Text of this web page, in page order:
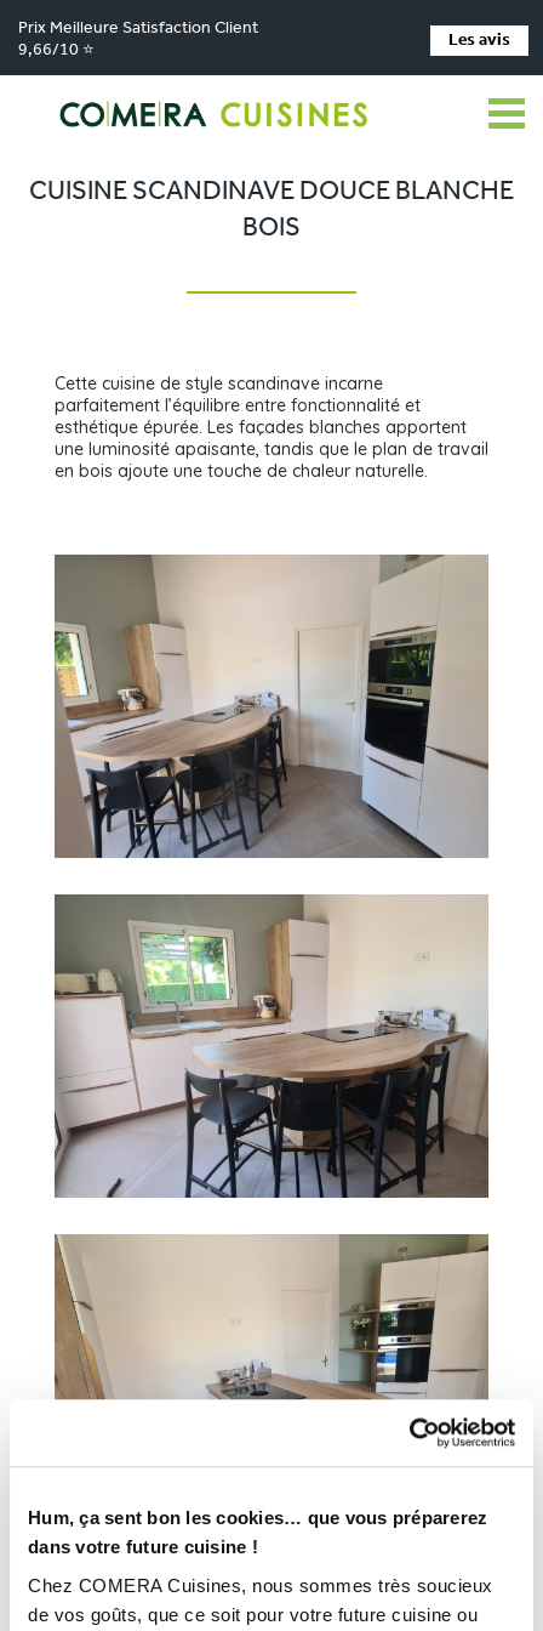
Hum, ça sent bon les cookies… que vous préparerez
dans votre future cuisine !
Chez COMERA Cuisines, nous sommes très soucieux
de vos goûts, que ce soit pour votre future cuisine ou
Prix Meilleure Satisfaction Client
9,66/10 ⭐
Les avis
Comera Cuisines > Nos magasins de cuisine > Cuisiniste LES HERBIERS >
Réalisations > Cuisine scandinave douce blanche bois
CUISINE SCANDINAVE DOUCE BLANCHE
BOIS
Cette cuisine de style scandinave incarne
parfaitement l’équilibre entre fonctionnalité et
esthétique épurée. Les façades blanches apportent
une luminosité apaisante, tandis que le plan de travail
en bois ajoute une touche de chaleur naturelle.